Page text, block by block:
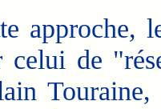
celui de